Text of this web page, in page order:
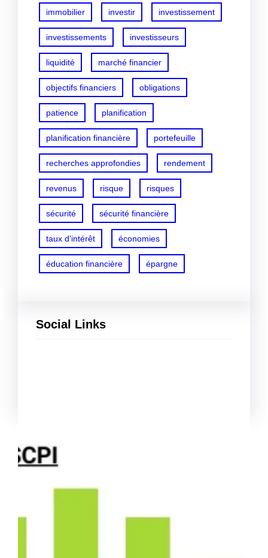
immobilier investir investissement
investissements investisseurs
liquidité marché financier
objectifs financiers obligations
patience planification
planification financière portefeuille
recherches approfondies rendement
revenus risque risques
sécurité sécurité financière
taux d'intérêt économies
éducation financière épargne
Social Links